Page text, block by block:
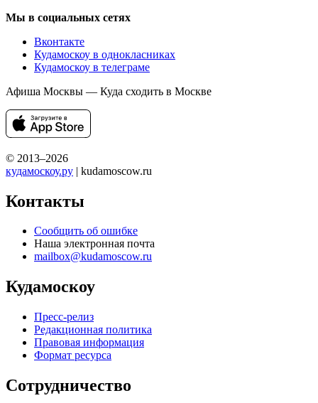
Мы в социальных сетях
Вконтакте
Кудамоскоу в однокласниках
Кудамоскоу в телеграме
Афиша Москвы — Куда сходить в Москве
© 2013–2026
кудамоскоу.ру | kudamoscow.ru
Контакты
Сообщить об ошибке
Наша электронная почта
mailbox@kudamoscow.ru
Кудамоскоу
Пресс-релиз
Редакционная политика
Правовая информация
Формат ресурса
Сотрудничество